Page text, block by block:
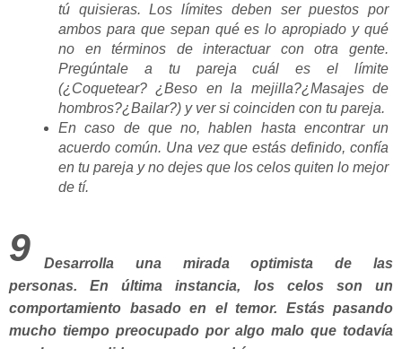
tú quisieras. Los límites deben ser puestos por
ambos para que sepan qué es lo apropiado y qué
no en términos de interactuar con otra gente.
Pregúntale a tu pareja cuál es el límite
(¿Coquetear? ¿Beso en la mejilla?¿Masajes de
hombros?¿Bailar?) y ver si coinciden con tu pareja.
En caso de que no, hablen hasta encontrar un
acuerdo común. Una vez que estás definido, confía
en tu pareja y no dejes que los celos quiten lo mejor
de tí.
9
Desarrolla una mirada optimista de las
personas. En última instancia, los celos son un
comportamiento basado en el temor. Estás pasando
mucho tiempo preocupado por algo malo que todavía